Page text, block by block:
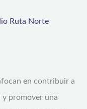
Ruta Norte
en contribuir a
y promover una